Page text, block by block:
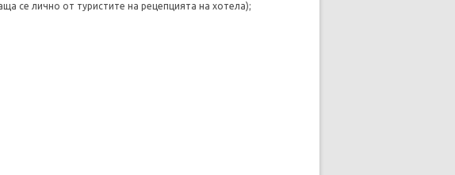
се лично от туристите на рецепцията на хотела);